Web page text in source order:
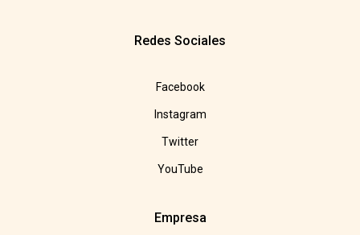
Redes Sociales
Facebook
Instagram
Twitter
YouTube
Empresa